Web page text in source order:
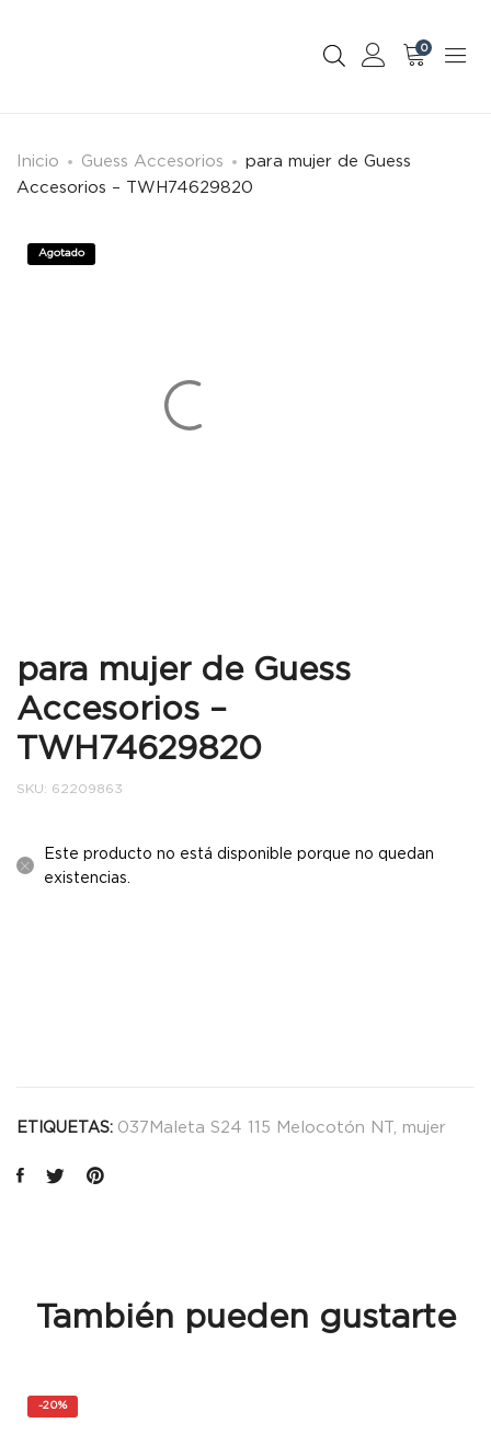
0
Inicio Guess Accesorios
para mujer de Guess
Accesorios – TWH74629820
Agotado
para mujer de Guess
Accesorios –
TWH74629820
SKU: 62209863
Este producto no está disponible porque no quedan
existencias.
ETIQUETAS: 037Maleta S24 115 Melocotón NT mujer
También pueden gustarte
-20%